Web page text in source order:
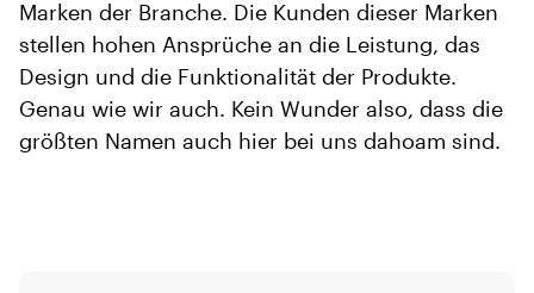
Marken der Branche. Die Kunden dieser Marken
stellen hohen Ansprüche an die Leistung, das
Design und die Funktionalität der Produkte.
Genau wie wir auch. Kein Wunder also, dass die
größten Namen auch hier bei uns dahoam sind.